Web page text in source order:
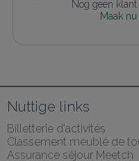
Nog geen
Maak
Nuttige links
Billetterie d'activités
Classement meublé de
Assurance séjour Meetch